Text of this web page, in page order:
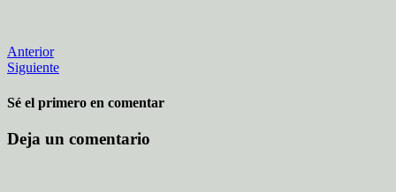
Anterior
Siguiente
Sé el primero en comentar
Deja un comentario